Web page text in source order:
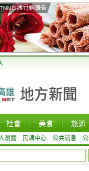
社會 美食 旅遊
瀏覽 民調中心 公共消息